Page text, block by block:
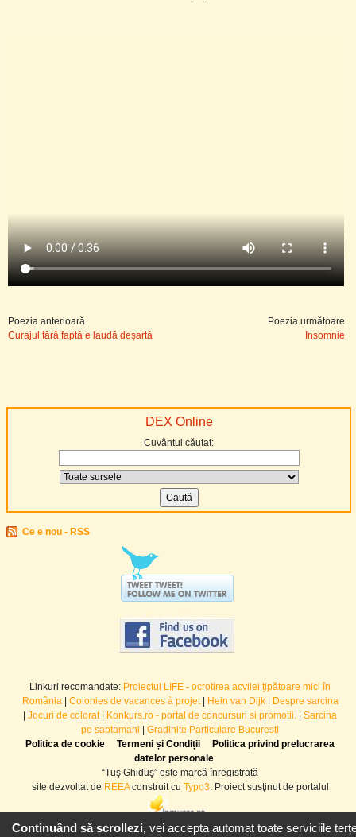
DEX Online
Cuvântul căutat:
Ce e nou - RSS
Poezia anterioară
Curajul fără faptă e laudă deșartă
Poezia următoare
Insomnie
Linkuri recomandate: Proiectul LIFE - ocrotirea acvilei țipătoare mici în
România| Colonies de vacances à projet| Hein van Dijk|
Despre sarcina
Jocuri de colorat Konkurs.ro - portal de concursuri si promotii.
Sarcina
pe saptamani
Gradinite Particulare Bucuresti
Politica de cookie
Termeni și Condiții
Politica privind prelucrarea
datelor personale
“Tuş Ghiduş” este marcă înregistrată
site dezvoltat de REEAconstruit cu Typo3. Proiect susţinut de portalul
Continuând să scrollezi,vei accepta automat toate serviciile